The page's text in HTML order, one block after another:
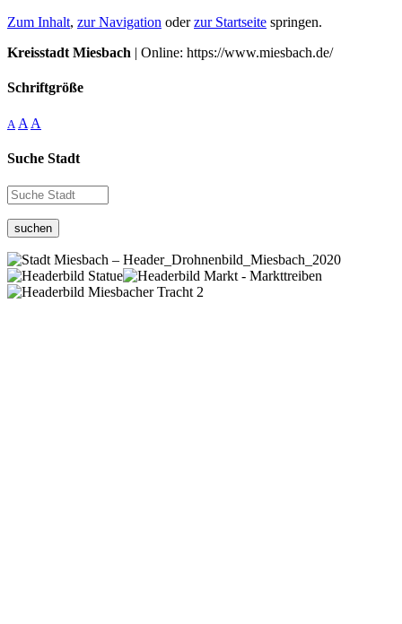
Zum Inhalt, zur Navigation oderzur Startseite springen.
Kreisstadt Miesbach | Online: https://www.miesbach.de/
Schriftgröße
A A A
Suche Stadt
suchen